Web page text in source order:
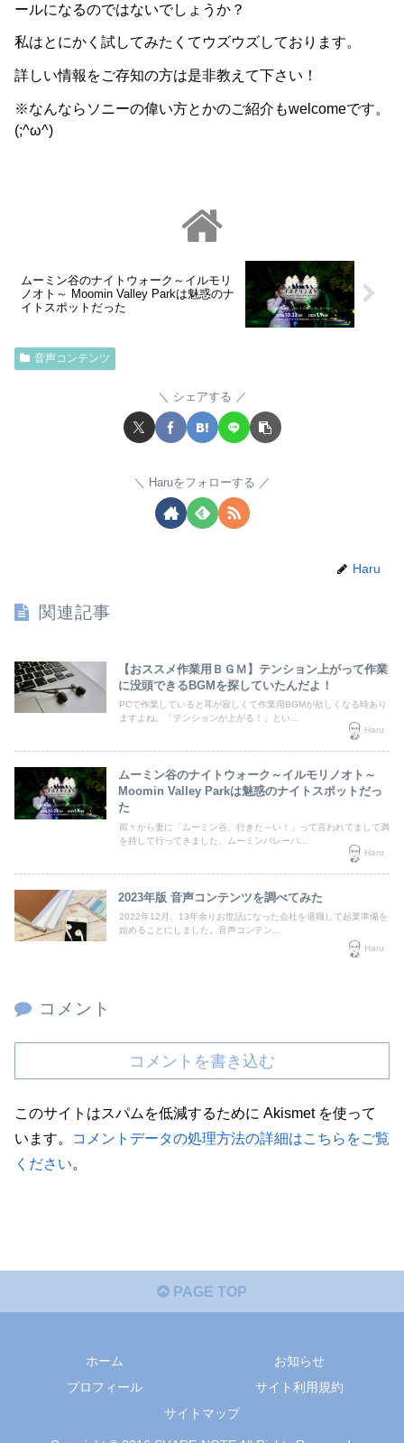
ールになるのではないでしょうか？
私はとにかく試してみたくてウズウズしております。
詳しい情報をご存知の方は是非教えて下さい！
※なんならソニーの偉い方とかのご紹介もwelcomeです。
(;^ω^)
ムーミン谷のナイトウォーク～イルモリ
ノオト～ Moomin Valley Parkは魅惑のナ
イトスポットだった
音声コンテンツ
シェアする
Haruをフォローする
Haru
関連記事
【おススメ作業用ＢＧＭ】テンション上がって作業
に没頭できるBGMを探していたんだよ！
PCで作業していると耳が寂しくて作業用BGMが欲しくなる時あり
ますよね。「テンションが上がる！」とい...
Haru
ムーミン谷のナイトウォーク～イルモリノオト～
Moomin Valley Parkは魅惑のナイトスポットだっ
た
前々から妻に「ムーミン谷、行きた～い！」って言われてまして満
を持して行ってきました、ムーミンバレーパ...
Haru
2023年版 音声コンテンツを調べてみた
2022年12月、13年余りお世話になった会社を退職して起業準備を
始めることにしました。音声コンテン...
Haru
コメント
コメントを書き込む
このサイトはスパムを低減するために Akismet を使って
います。
コメントデータの処理方法の詳細はこちらをご覧
ください。
PAGE TOP
ホーム
お知らせ
プロフィール
サイト利用規約
サイトマップ